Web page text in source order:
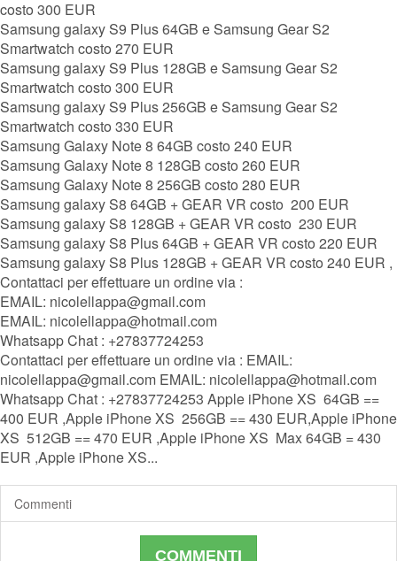
costo 300 EUR
Samsung galaxy S9 Plus 64GB e Samsung Gear S2
Smartwatch costo 270 EUR
Samsung galaxy S9 Plus 128GB e Samsung Gear S2
Smartwatch costo 300 EUR
Samsung galaxy S9 Plus 256GB e Samsung Gear S2
Smartwatch costo 330 EUR
Samsung Galaxy Note 8 64GB costo 240 EUR
Samsung Galaxy Note 8 128GB costo 260 EUR
Samsung Galaxy Note 8 256GB costo 280 EUR
Samsung galaxy S8 64GB + GEAR VR costo 200 EUR
Samsung galaxy S8 128GB + GEAR VR costo 230 EUR
Samsung galaxy S8 Plus 64GB + GEAR VR costo 220 EUR
Samsung galaxy S8 Plus 128GB + GEAR VR costo 240 EUR ,
Contattaci per effettuare un ordine via :
EMAIL: nicolellappa@gmail.com
EMAIL: nicolellappa@hotmail.com
Whatsapp Chat : +27837724253
Contattaci per effettuare un ordine via : EMAIL:
nicolellappa@gmail.com EMAIL: nicolellappa@hotmail.com
Whatsapp Chat : +27837724253 Apple iPhone XS 64GB ==
400 EUR ,Apple iPhone XS 256GB == 430 EUR,Apple iPhone
XS 512GB == 470 EUR ,Apple iPhone XS Max 64GB = 430
EUR ,Apple iPhone XS...
Commenti
COMMENTI